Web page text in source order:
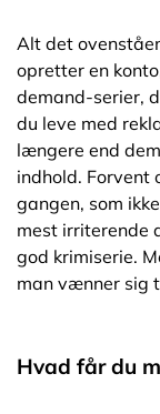
Alt det
opretter en
demand-serier,
du leve med
længere end
indhold. Forvent
gangen, som
mest irriterende
god krimiserie.
man vænner sig
Hvad får du